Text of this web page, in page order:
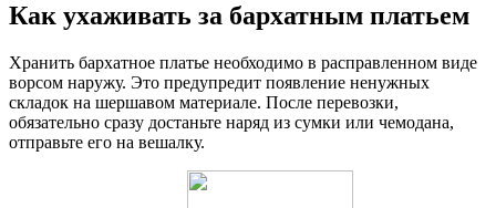
Как ухаживать за бархатным платьем
Хранить бархатное платье необходимо в расправленном виде
ворсом наружу. Это предупредит появление ненужных
складок на шершавом материале. После перевозки,
обязательно сразу достаньте наряд из сумки или чемодана,
отправьте его на вешалку.